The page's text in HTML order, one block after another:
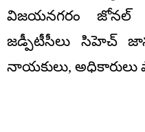
విజయనగరం జోనల్
జడ్పీటీసీలు సిహెచ్
నాయకులు, అధికారులు